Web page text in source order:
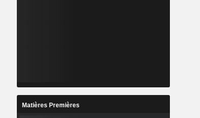
Matières Premières